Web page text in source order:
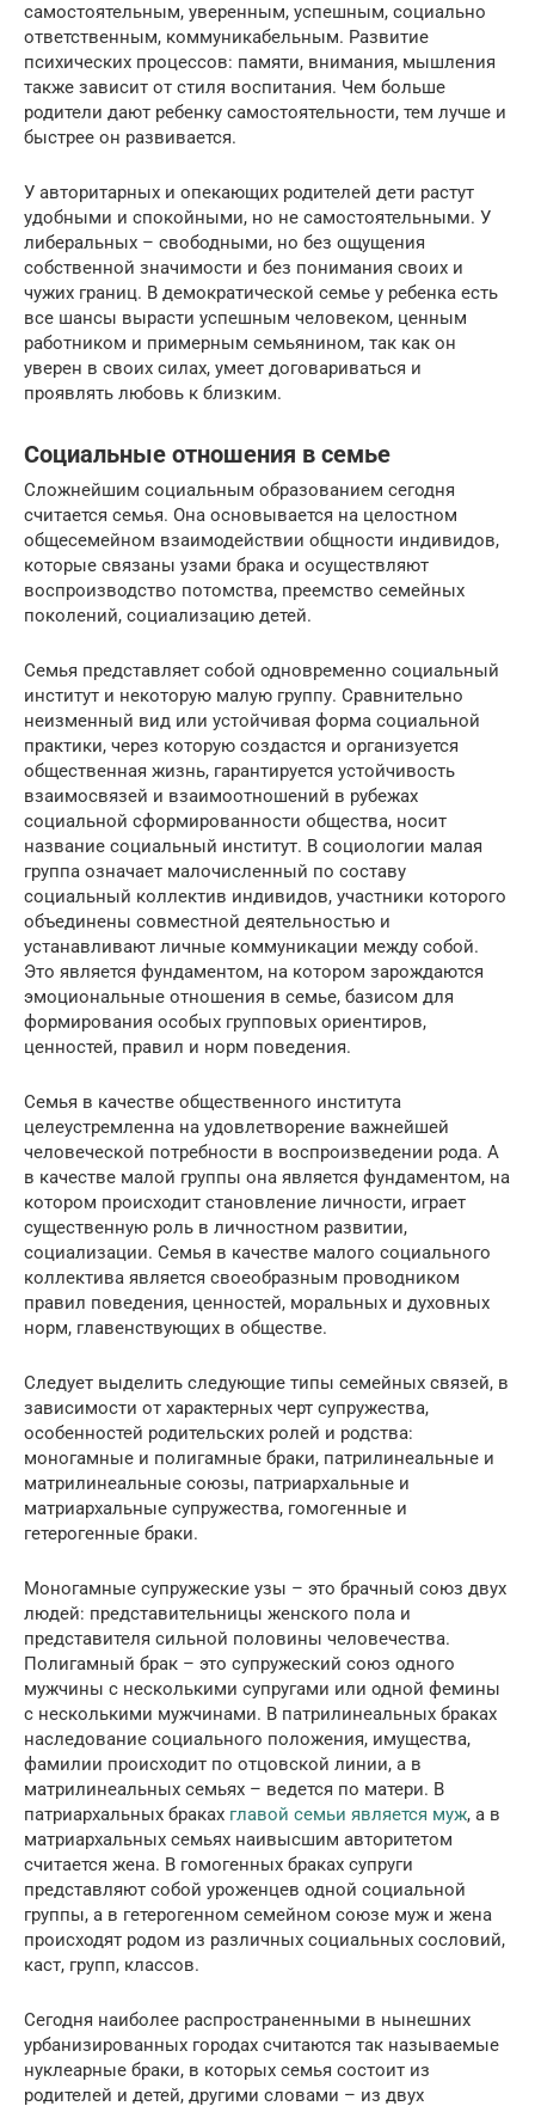
самостоятельным, уверенным, успешным, социально
ответственным, коммуникабельным. Развитие
психических процессов: памяти, внимания, мышления
также зависит от стиля воспитания. Чем больше
родители дают ребенку самостоятельности, тем лучше и
быстрее он развивается.
У авторитарных и опекающих родителей дети растут
удобными и спокойными, но не самостоятельными. У
либеральных – свободными, но без ощущения
собственной значимости и без понимания своих и
чужих границ. В демократической семье у ребенка есть
все шансы вырасти успешным человеком, ценным
работником и примерным семьянином, так как он
уверен в своих силах, умеет договариваться и
проявлять любовь к близким.
Социальные отношения в семье
Сложнейшим социальным образованием сегодня
считается семья. Она основывается на целостном
общесемейном взаимодействии общности индивидов,
которые связаны узами брака и осуществляют
воспроизводство потомства, преемство семейных
поколений, социализацию детей.
Семья представляет собой одновременно социальный
институт и некоторую малую группу. Сравнительно
неизменный вид или устойчивая форма социальной
практики, через которую создастся и организуется
общественная жизнь, гарантируется устойчивость
взаимосвязей и взаимоотношений в рубежах
социальной сформированности общества, носит
название социальный институт. В социологии малая
группа означает малочисленный по составу
социальный коллектив индивидов, участники которого
объединены совместной деятельностью и
устанавливают личные коммуникации между собой.
Это является фундаментом, на котором зарождаются
эмоциональные отношения в семье, базисом для
формирования особых групповых ориентиров,
ценностей, правил и норм поведения.
Семья в качестве общественного института
целеустремленна на удовлетворение важнейшей
человеческой потребности в воспроизведении рода. А
в качестве малой группы она является фундаментом, на
котором происходит становление личности, играет
существенную роль в личностном развитии,
социализации. Семья в качестве малого социального
коллектива является своеобразным проводником
правил поведения, ценностей, моральных и духовных
норм, главенствующих в обществе.
Следует выделить следующие типы семейных связей, в
зависимости от характерных черт супружества,
особенностей родительских ролей и родства:
моногамные и полигамные браки, патрилинеальные и
матрилинеальные союзы, патриархальные и
матриархальные супружества, гомогенные и
гетерогенные браки.
Моногамные супружеские узы – это брачный союз двух
людей: представительницы женского пола и
представителя сильной половины человечества.
Полигамный брак – это супружеский союз одного
мужчины с несколькими супругами или одной фемины
с несколькими мужчинами. В патрилинеальных браках
наследование социального положения, имущества,
фамилии происходит по отцовской линии, а в
матрилинеальных семьях – ведется по матери. В
патриархальных браках главой семьи является муж, а в
матриархальных семьях наивысшим авторитетом
считается жена. В гомогенных браках супруги
представляют собой уроженцев одной социальной
группы, а в гетерогенном семейном союзе муж и жена
происходят родом из различных социальных сословий,
каст, групп, классов.
Сегодня наиболее распространенными в нынешних
урбанизированных городах считаются так называемые
нуклеарные браки, в которых семья состоит из
родителей и детей, другими словами – из двух